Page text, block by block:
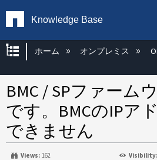
Knowledge Base
グローバル階層を展
ホーム オンプレミス
BMC / SPファーム
です。BMCのIPア
できません
Views: 162 Visibility: